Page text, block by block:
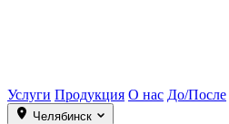
Услуги Продукция О нас До/После
Челябинск